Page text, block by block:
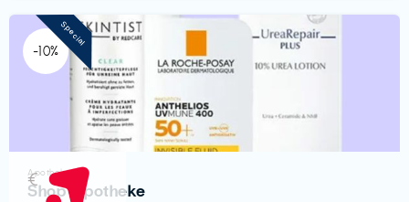
-10%
Apotheke
Shop Apotheke
€‎
Special